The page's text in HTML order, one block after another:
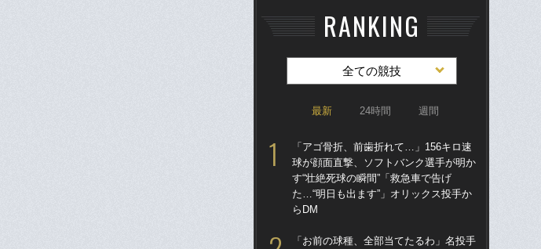
RANKING
全ての競技
最新 24時間 週間
「アゴ骨折、前歯折れて…」156キロ速
球が顔面直撃、ソフトバンク選手が明か
す“壮絶死球の瞬間”「救急車で告げ
た…“明日も出ます”」オリックス投手か
らDM
「お前の球種、全部当てたるわ」名投手